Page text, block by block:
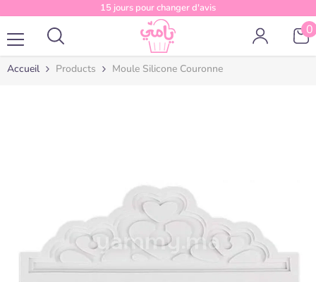
15 jours pour changer d'avis
00
Accueil Products Moule Silicone Couronne